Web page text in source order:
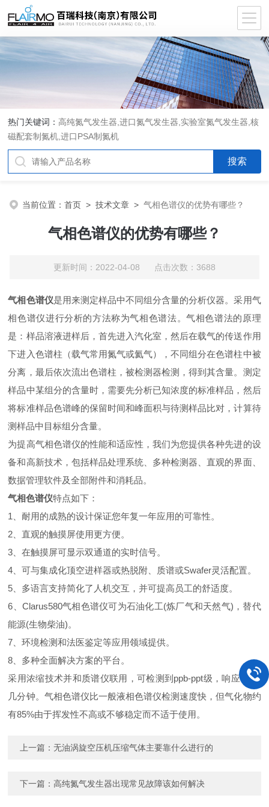
热门关键词： 高纯氮气发生器,进口氮气发生器,实验室氮气发生器,核
磁配套制氮机,进口PSA制氮机
当前位置：首页 >技术文章 >气相色谱仪的优势有哪些？
气相色谱仪的优势有哪些？
更新时间：2022-04-08 点击次数：3688
气相色谱仪是用来测定样品中不同组分含量的分析仪器。采用气
相色谱仪进行分析的方法称为气相色谱法。气相色谱法的原理
是：样品溶液进样后，首先进入汽化室，然后在载气的传送作用
下进入色谱柱（载气常用氮气或氦气），不同组分在色谱柱中被
分离，最后依次流出色谱柱，被检测器检测，得到其含量。测定
样品中某组分的含量时，需要先分析已知浓度的标准样品，然后
将标准样品色谱峰的保留时间和峰面积与待测样品比对，计算待
测样品中目标组分含量。
为提高气相色谱仪的性能和适应性，我们为您提供各种先进的设
备和高新技术，包括样品处理系统、多种检测器、直观的界面、
数据管理软件及全部附件和消耗品。
气相色谱仪特点如下：
1、耐用的成熟的设计保证您年复一年应用的可靠性。
2、直观的触摸屏使用更方便。
3、在触摸屏可显示双通道的实时信号。
4、可与集成化顶空进样器或热脱附、质谱或Swafer灵活配置。
5、多语言支持简化了人机交互，并可提高员工的舒适度。
6、Clarus580气相色谱仪可为石油化工(炼厂气和天然气)，替代
能源(生物柴油)。
7、环境检测和法医鉴定等应用领域提供。
8、多种全面解决方案的平台。
采用浓缩技术并和质谱仪联用，可检测到ppb-ppt级，响应时间:
几分钟。气相色谱仪比一般液相色谱仪检测速度快，但气化物约
有85%由于挥发性不高或不够稳定而不适于使用。
上一篇：无油涡旋空压机压缩气体主要靠什么进行的
下一篇：高纯氮气发生器出现常见故障该如何解决